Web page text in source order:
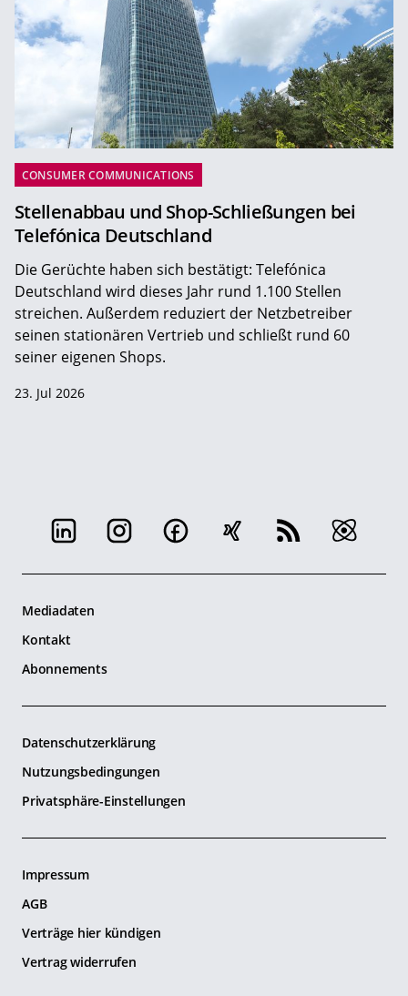
CONSUMER COMMUNICATIONS
Stellenabbau und Shop-Schließungen bei
Telefónica Deutschland
Die Gerüchte haben sich bestätigt: Telefónica
Deutschland wird dieses Jahr rund 1.100 Stellen
streichen. Außerdem reduziert der Netzbetreiber
seinen stationären Vertrieb und schließt rund 60
seiner eigenen Shops.
23. Jul 2026
Mediadaten
Kontakt
Abonnements
Datenschutzerklärung
Nutzungsbedingungen
Privatsphäre-Einstellungen
Impressum
AGB
Verträge hier kündigen
Vertrag widerrufen